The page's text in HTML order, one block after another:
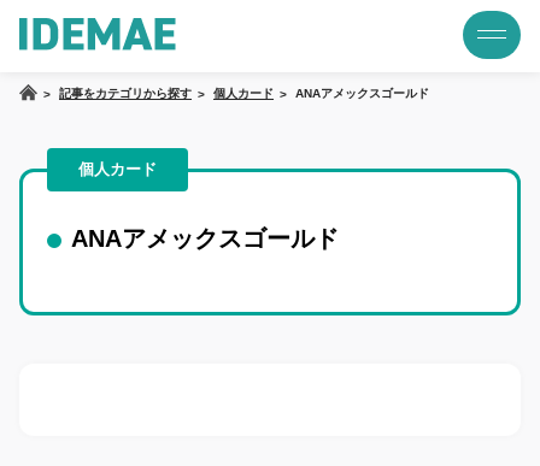
記事をカテゴリから探す 個人カード ANAアメックスゴールド
個人カード
ANAアメックスゴールド